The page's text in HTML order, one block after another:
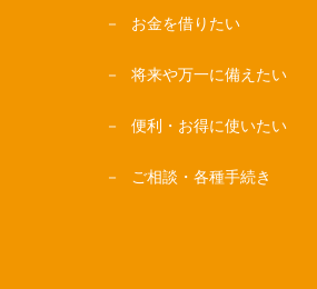
お金を借りたい
将来や万一に備えたい
便利・お得に使いたい
ご相談・各種手続き